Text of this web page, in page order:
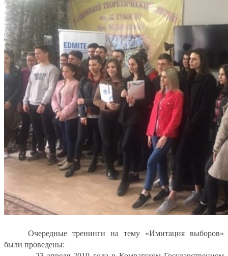
Очередные тренинги на тему «Имитация выборов»
были проведены: